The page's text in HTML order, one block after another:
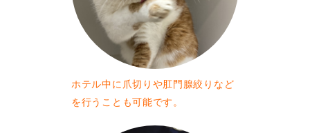
ホテル中に爪切りや肛門腺絞りなど
を行うことも可能です。